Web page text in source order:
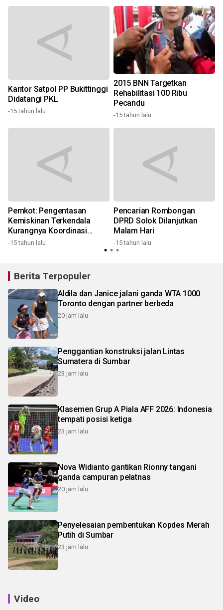
Kantor Satpol PP Bukittinggi
Didatangi PKL
-15 tahun lalu
2015 BNN Targetkan
Rehabilitasi 100 Ribu
Pecandu
-15 tahun lalu
Pemkot: Pengentasan
Kemiskinan Terkendala
Kurangnya Koordinasi
Antar-Instansi
-15 tahun lalu
Pencarian Rombongan
DPRD Solok Dilanjutkan
Malam Hari
-15 tahun lalu
Berita Terpopuler
Aldila dan Janice jalani ganda WTA 1000
Toronto dengan partner berbeda
20 jam lalu
Penggantian konstruksi jalan Lintas
Sumatera di Sumbar
23 jam lalu
Klasemen Grup A Piala AFF 2026: Indonesia
tempati posisi ketiga
23 jam lalu
Nova Widianto gantikan Rionny tangani
ganda campuran pelatnas
20 jam lalu
Penyelesaian pembentukan Kopdes Merah
Putih di Sumbar
23 jam lalu
Video